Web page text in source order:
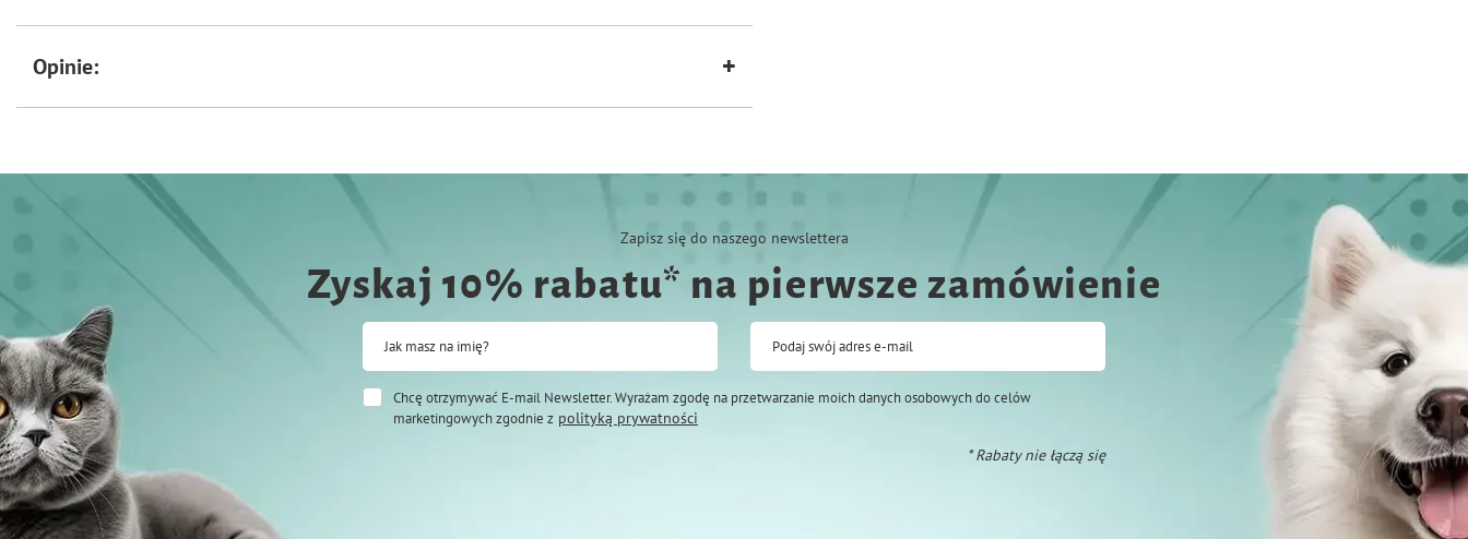
Opinie:
Zapisz się do naszego newslettera
Zyskaj 10% rabatu* na pierwsze zamówienie
Jak masz na imię? Podaj swój adres e-mail
Chcę otrzymywać E-mail Newsletter. Wyrażam zgodę na przetwarzanie moich danych osobowych do celów
marketingowych zgodnie z polityką prywatności
* Rabaty nie łączą się